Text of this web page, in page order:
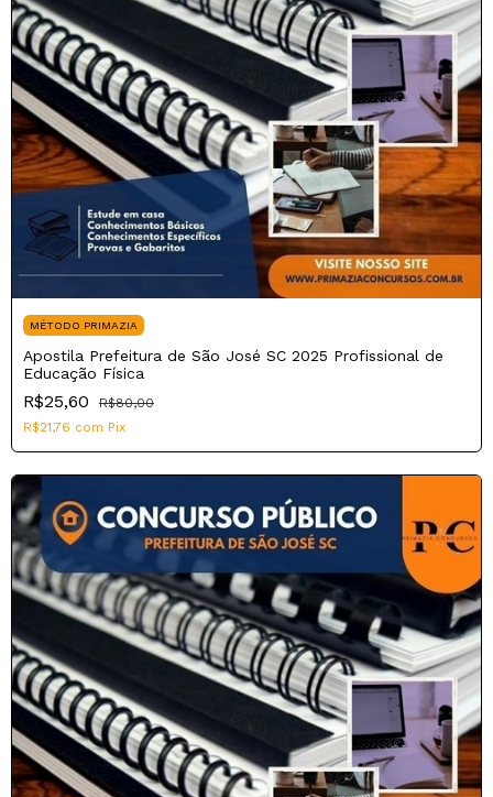
MÉTODO PRIMAZIA
Apostila Prefeitura de São José SC 2025 Profissional de
Educação Física
R$25,60
R$80,00
R$21,76 com Pix